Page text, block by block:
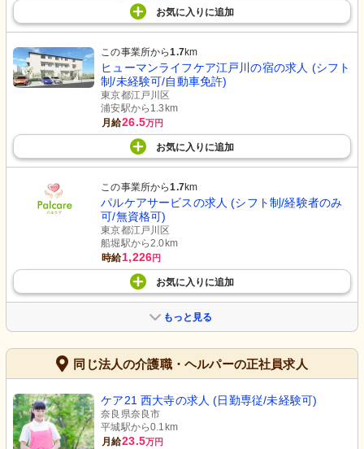
お気に入り に追加
この事業所から1.7km
ヒューマンライフケア江戸川の宿の求人 (シフト
制/未経験可/自動車免許)
東京都江戸川区
浦安駅から1.3km
月給26.5万円
お気に入り に追加
この事業所から1.7km
パルケアサービスの求人 (シフト制/経験者のみ
可/無資格可)
東京都江戸川区
船堀駅から2.0km
時給1,226円
お気に入り に追加
もっと見る
同じ法人の介護職・ヘルパーの正社員求人
ケア21 西大寺の求人 (日勤専従/未経験可)
奈良県奈良市
平城駅から0.1km
月給23.5万円